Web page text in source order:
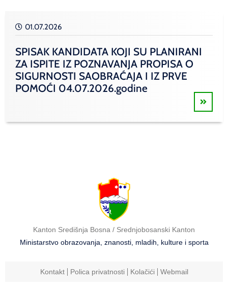
01.07.2026
SPISAK KANDIDATA KOJI SU PLANIRANI
ZA ISPITE IZ POZNAVANJA PROPISA O
SIGURNOSTI SAOBRAĆAJA I IZ PRVE
POMOĆI 04.07.2026.godine
Kanton Središnja Bosna / Srednjobosanski Kanton
Ministarstvo obrazovanja, znanosti, mladih, kulture i sporta
Kontakt Polica privatnosti Kolačići Webmail